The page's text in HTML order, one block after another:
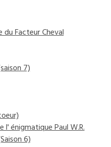
du Facteur Cheval
7)
l' énigmatique Paul W.R.
6)